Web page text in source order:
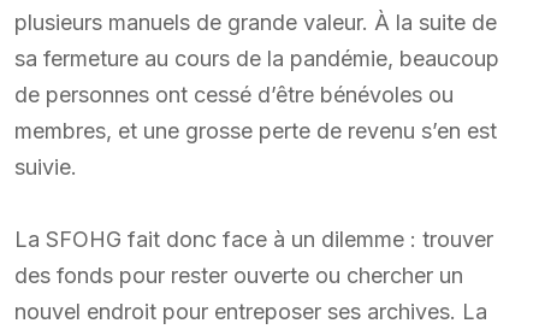
plusieurs manuels de grande valeur. À la suite de
sa fermeture au cours de la pandémie, beaucoup
de personnes ont cessé d’être bénévoles ou
membres, et une grosse perte de revenu s’en est
suivie.
La SFOHG fait donc face à un dilemme : trouver
des fonds pour rester ouverte ou chercher un
nouvel endroit pour entreposer ses archives. La